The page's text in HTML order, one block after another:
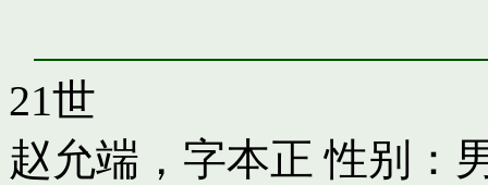
21世
赵允端，字本正 性别：